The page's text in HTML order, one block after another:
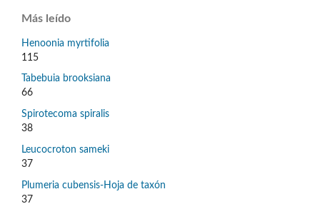
Más leído
Henoonia myrtifolia
115
Tabebuia brooksiana
66
Spirotecoma spiralis
38
Leucocroton sameki
37
Plumeria cubensis-Hoja de taxón
37